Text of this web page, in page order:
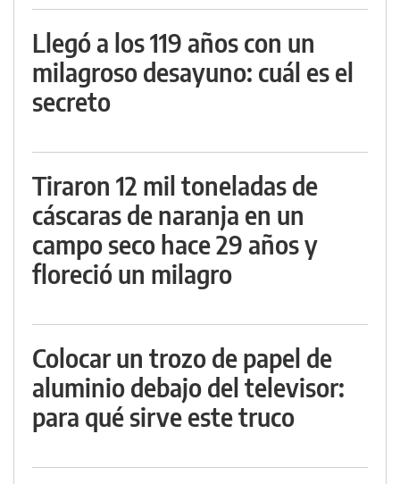
Llegó a los 119 años con un
milagroso desayuno: cuál es el
secreto
Tiraron 12 mil toneladas de
cáscaras de naranja en un
campo seco hace 29 años y
floreció un milagro
Colocar un trozo de papel de
aluminio debajo del televisor:
para qué sirve este truco